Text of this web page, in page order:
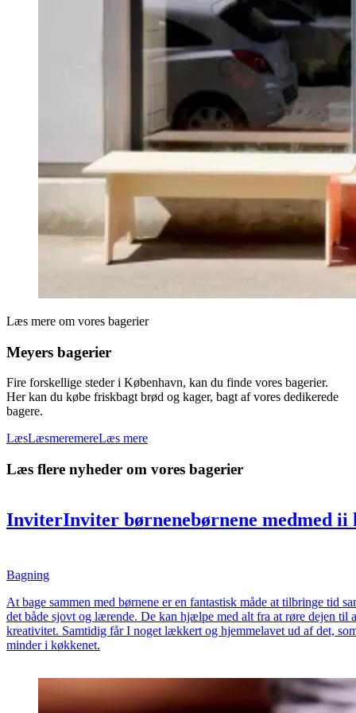
Læs mere om vores bagerier
Meyers bagerier
Fire forskellige steder i København, kan du finde vores bagerier.
Her kan du købe friskbagt brød og kager, bagt af vores dedikerede
bagere.
LæsLæsmeremereLæs mere
Læs flere nyheder om vores bagerier
InviterInviter børnenebørnene medmed ii
Bagning
At bage sammen med børnene er en fantastisk måde at tilbringe tid
det både sjovt og lærende. De kan hjælpe med alt fra at røre dejen til
kreativitet. Samtidig får I noget lækkert og hjemmelavet ud af det,
minder i køkkenet.